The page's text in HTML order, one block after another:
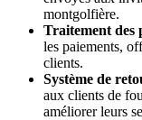
montgolfière.
Traitement des
les paiements,
clients.
Système de
aux clients de
améliorer leurs